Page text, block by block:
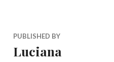
PUBLISHED BY
Luciana